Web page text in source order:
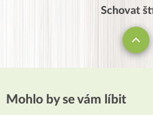
Schovat
Mohlo by se vám líbit